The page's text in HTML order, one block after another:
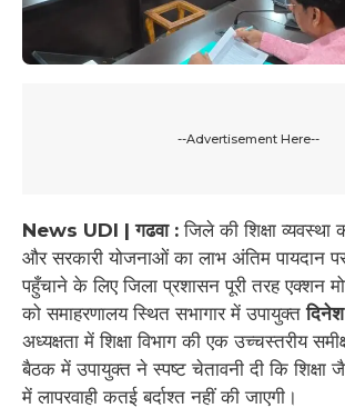
--Advertisement Here--
News UDI | गढवा : जिले की शिक्षा
और सरकारी योजनाओं का लाभ अंतिम पायदान
पहुँचाने के लिए जिला प्रशासन पूरी तरह एक्शन
को समाहरणालय स्थित सभागार में उपायुक्त
अध्यक्षता में शिक्षा विभाग की एक उच्चस्तरीय
बैठक में उपायुक्त ने स्पष्ट चेतावनी दी कि शिक्षा
में लापरवाही कतई बर्दाश्त नहीं की जाएगी।